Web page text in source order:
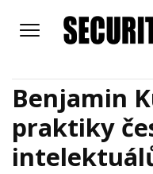
Benjamin
praktiky